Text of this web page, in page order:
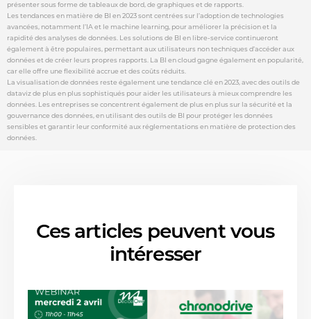
présenter sous forme de tableaux de bord, de graphiques et de rapports.
Les tendances en matière de BI en 2023 sont centrées sur l’adoption de technologies
avancées, notamment l’IA et le machine learning, pour améliorer la précision et la
rapidité des analyses de données. Les solutions de BI en libre-service continueront
également à être populaires, permettant aux utilisateurs non techniques d’accéder aux
données et de créer leurs propres rapports. La BI en cloud gagne également en popularité,
car elle offre une flexibilité accrue et des coûts réduits.
La visualisation de données reste également une tendance clé en 2023, avec des outils de
dataviz de plus en plus sophistiqués pour aider les utilisateurs à mieux comprendre les
données. Les entreprises se concentrent également de plus en plus sur la sécurité et la
gouvernance des données, en utilisant des outils de BI pour protéger les données
sensibles et garantir leur conformité aux réglementations en matière de protection des
données.
Ces articles peuvent vous
intéresser